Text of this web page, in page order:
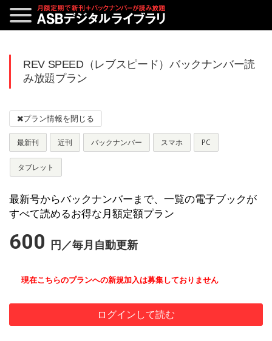
REV SPEED（レブスピード）バックナンバー読
み放題プラン
最新刊 近刊 バックナンバー スマホ PC
タブレット
最新号からバックナンバーまで、一覧の電子ブックが
すべて読めるお得な月額定額プラン
600 円／毎月自動更新
現在こちらのプランへの新規加入は募集しておりません
ログインして読む